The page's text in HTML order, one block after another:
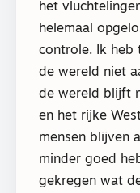
het
helemaal
controle. Ik heb
de wereld niet
de wereld blijft
en het rijke
mensen blijven
minder goed
gekregen wat